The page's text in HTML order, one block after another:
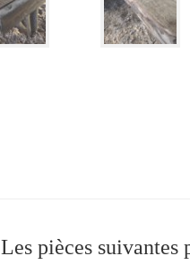
Les pièces suivantes